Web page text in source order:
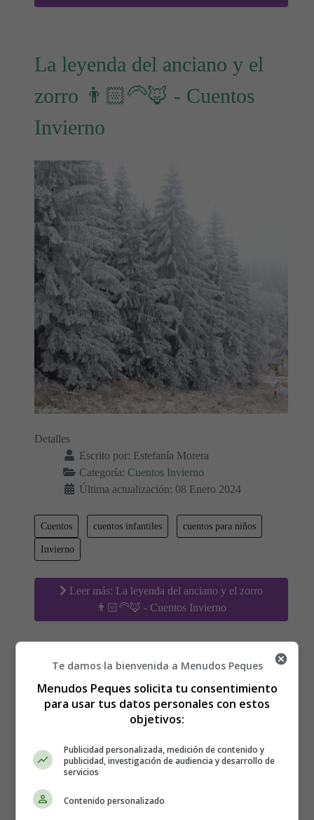
La leyenda del anciano y el
zorro 👨🏻‍🦳🦊 - Cuentos
Invierno
Detalles
Escrito por: Estefanía Morera
Categoría: Cuentos Invierno
Última actualización: 08 Enero 2024
Cuentos cuentos infantiles cuentos para niños
Invierno
Leer más: La leyenda del anciano y el zorro
👨🏻‍🦳🦊 - Cuentos Invierno
Noche de Reyes 👑 - Poesías
Infantiles
Te damos la bienvenida a Menudos Peques
Menudos Peques solicita tu consentimiento
para usar tus datos personales con estos
objetivos:
Publicidad personalizada, medición de contenido y
publicidad, investigación de audiencia y desarrollo de
servicios
Contenido personalizado